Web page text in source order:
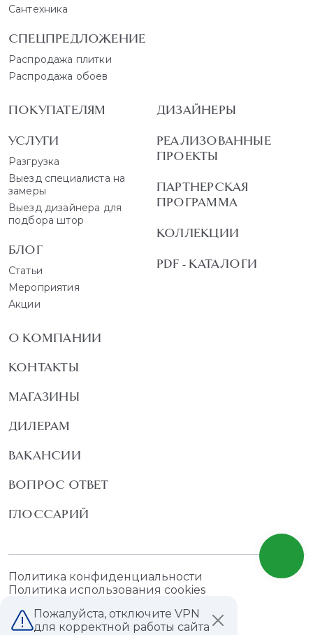
Сантехника
СПЕЦПРЕДЛОЖЕНИЕ
Распродажа плитки
Распродажа обоев
ПОКУПАТЕЛЯМ
УСЛУГИ
Разгрузка
Выезд специалиста на
замеры
Выезд дизайнера для
подбора штор
БЛОГ
Статьи
Мероприятия
Акции
ДИЗАЙНЕРЫ
РЕАЛИЗОВАННЫЕ
ПРОЕКТЫ
ПАРТНЕРСКАЯ
ПРОГРАММА
КОЛЛЕКЦИИ
PDF - КАТАЛОГИ
О КОМПАНИИ
КОНТАКТЫ
МАГАЗИНЫ
ДИЛЕРАМ
ВАКАНСИИ
ВОПРОС ОТВЕТ
ГЛОССАРИЙ
Политика конфиденциальности
Политика использования cookies
Пожалуйста, отключите VPN
для корректной работы сайта